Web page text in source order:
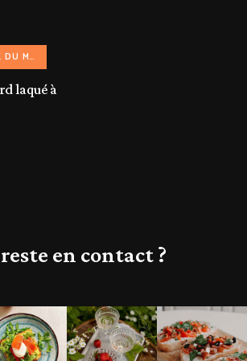
MONDE
laqué à
en contact ?